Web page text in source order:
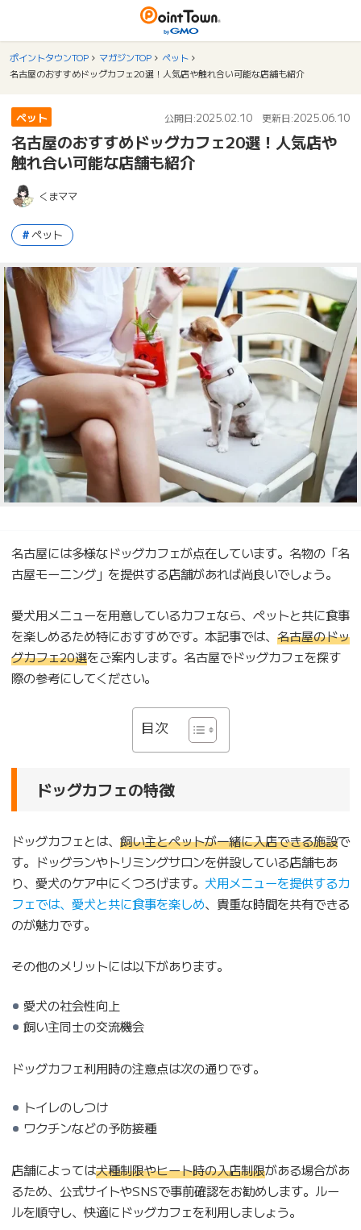
ポイントタウンTOP マガジンTOP
ペット
名古屋のおすすめドッグカフェ20選！人気店や触れ合い可能な店舗も紹介
ペット 公開日:2025.02.10 更新日:2025.06.10
名古屋のおすすめドッグカフェ20選！人気店や
触れ合い可能な店舗も紹介
くまママ
ペット
名古屋には多様なドッグカフェが点在しています。名物の「名
古屋モーニング」を提供する店舗があれば尚良いでしょう。
愛犬用メニューを用意しているカフェなら、ペットと共に食事
を楽しめるため特におすすめです。本記事では、 名古屋のドッ
グカフェ20選をご案内します。名古屋でドッグカフェを探す
際の参考にしてください。
目次
ドッグカフェの特徴
ドッグカフェとは、 飼い主とペットが一緒に入店できる施設で
す。ドッグランやトリミングサロンを併設している店舗もあ
り、愛犬のケア中にくつろげます。 犬用メニューを提供するカ
フェでは、愛犬と共に食事を楽しめ、貴重な時間を共有できる
のが魅力です。
その他のメリットには以下があります。
愛犬の社会性向上
飼い主同士の交流機会
ドッグカフェ利用時の注意点は次の通りです。
トイレのしつけ
ワクチンなどの予防接種
店舗によっては犬種制限やヒート時の入店制限がある場合があ
るため、公式サイトやSNSで事前確認をお勧めします。ルー
ルを順守し、快適にドッグカフェを利用しましょう。